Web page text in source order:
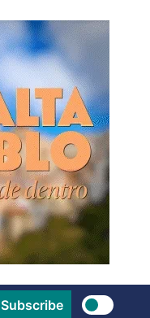
Subscribe